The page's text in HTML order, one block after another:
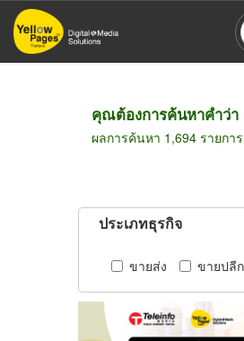
ข้าม
ไป
คุณต้องการค้นหาคำว่า
ผลการค้นหา 1,694 รายกา
ประเภทธุรกิจ
ขายส่ง ขายปลีก